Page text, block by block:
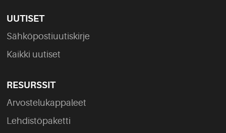
UUTISET
Sähköpostiuutiskirje
Kaikki uutiset
RESURSSIT
Arvostelukappaleet
Lehdistöpaketti